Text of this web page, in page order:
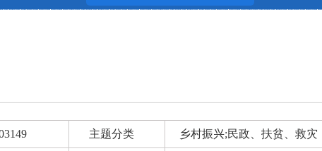
主题分类 乡村振兴;民政、扶贫、救灾